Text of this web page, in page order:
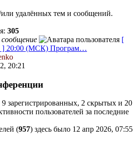
удалённых тем и сообщений.
305
сообщение
[
] 20:00 (МСК) Програм…
20:21
9 зарегистрированных, 2 скрытых и 20
пользователей за последние
(957) здесь было 12 апр 2026, 07:55